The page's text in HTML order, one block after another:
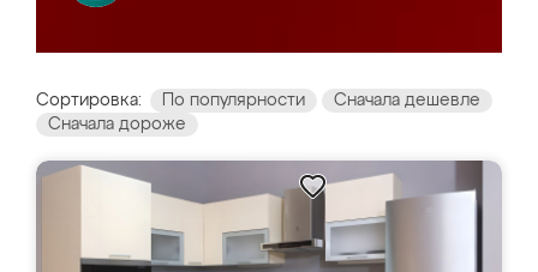
Сортировка: По популярности
Сначала дешевле
Сначала дороже